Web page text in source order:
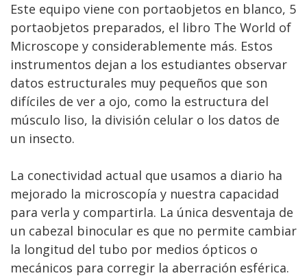
Este equipo viene con portaobjetos en blanco, 5
portaobjetos preparados, el libro The World of
Microscope y considerablemente más. Estos
instrumentos dejan a los estudiantes observar
datos estructurales muy pequeños que son
difíciles de ver a ojo, como la estructura del
músculo liso, la división celular o los datos de
un insecto.
La conectividad actual que usamos a diario ha
mejorado la microscopía y nuestra capacidad
para verla y compartirla. La única desventaja de
un cabezal binocular es que no permite cambiar
la longitud del tubo por medios ópticos o
mecánicos para corregir la aberración esférica.